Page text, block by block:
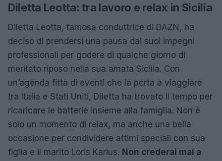
Diletta Leotta: tra lavoro e relax in Sicilia
Diletta Leotta, famosa conduttrice di DAZN, ha
deciso di prendersi una pausa dai suoi impegni
professionali per godere di qualche giorno di
meritato riposo nella sua amata Sicilia. Con
un’agenda fitta di eventi che la porta a viaggiare
tra Italia e Stati Uniti, Diletta ha trovato il tempo per
ricaricare le batterie insieme alla famiglia. Non è
solo un momento di relax, ma anche una bella
occasione per condividere attimi speciali con sua
figlia e il marito Loris Karius. Non crederai mai a